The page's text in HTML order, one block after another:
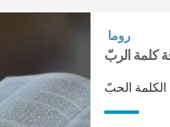
روما
الكلمة الحبّ